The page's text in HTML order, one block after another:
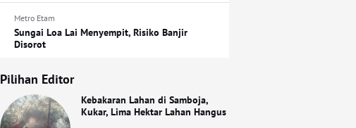
Metro Etam
Sungai Loa Lai Menyempit, Risiko Banjir
Disorot
Pilihan Editor
Kebakaran Lahan di Samboja,
Kukar, Lima Hektar Lahan Hangus